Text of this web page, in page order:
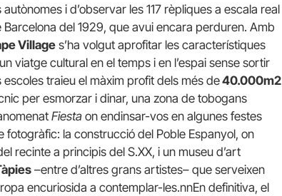
i d’observar les 117 rèpliques a escala real
del 1929, que avui encara perduren. Amb
Village s’ha volgut aprofitar les característiques
viatge cultural en el temps i en l’espai sense sortir
traieu el màxim profit dels més de40.000m2
per esmorzar i dinar, una zona de tobogans
Fiesta on endinsar-vos en algunes festes
fotogràfic: la construcció del Poble Espanyol, on
recinte a principis del S.XX, i un museu d’art
–entre d’altres grans artistes– que serveixen
encuriosida a contemplar-les.nnEn definitiva, el